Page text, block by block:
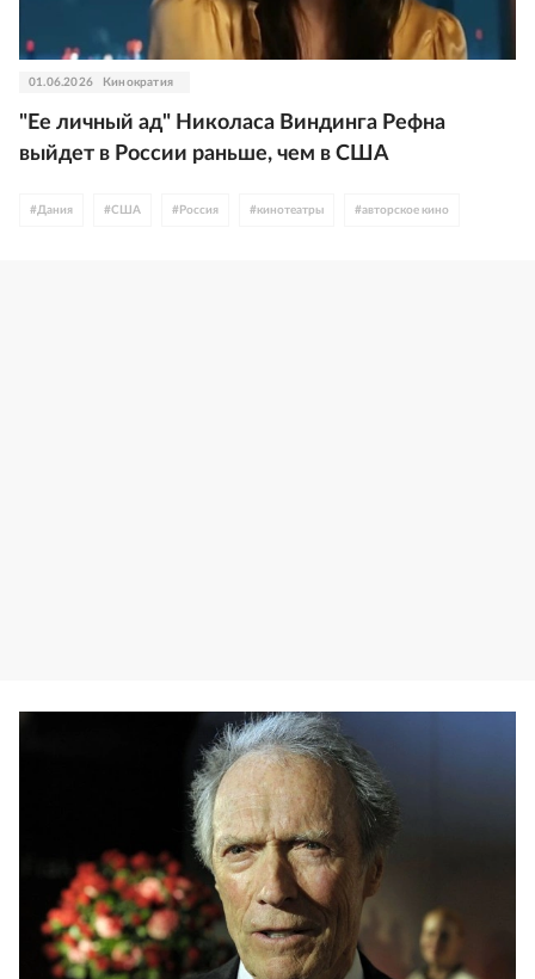
01.06.2026 Кинократия
"Ее личный ад" Николаса Виндинга Рефна
выйдет в России раньше, чем в США
#Дания #США # Россия #кинотеатры #авторское кино